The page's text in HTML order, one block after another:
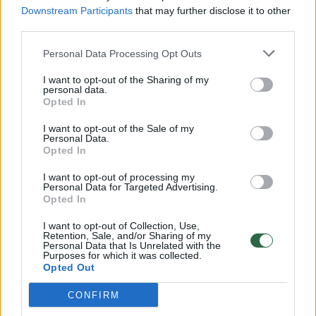
Downstream Participants that may further disclose it to other
Personal Data Processing Opt Outs
I want to opt-out of the Sharing of my
personal data.
Opted In
I want to opt-out of the Sale of my
Personal Data.
Opted In
I want to opt-out of processing my
Personal Data for Targeted Advertising.
Opted In
I want to opt-out of Collection, Use,
Retention, Sale, and/or Sharing of my
Personal Data that Is Unrelated with the
Purposes for which it was collected.
Opted Out
CONFIRM
32 laipsnių šilumos
Žinios | Orai
00:15:54
V. Zalužno pasisakymą laiko bandymu įsitvirtinti
Ukrainos politikoje: jis yra neteisus
Sinoptikai atsakė, kokiais orais užbaigsime darbo
savaitę: karščiai atsitrauks
Žinios | Orai
Visi įrašai